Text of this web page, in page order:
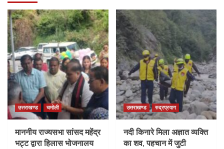
उत्तराखण्ड चमोली
माननीय राज्यसभा सांसद महेंद्र
भट्ट द्वारा हिलास भोजनालय
उत्तराखण्ड रुद्रप्रयाग
नदी किनारे मिला अज्ञात व्यक्ति
का शव, पहचान में जुटी